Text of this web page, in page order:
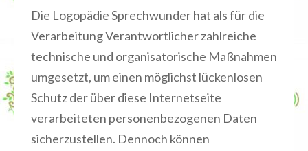
Die Logopädie Sprechwunder hat als für die
Verarbeitung Verantwortlicher zahlreiche
technische und organisatorische Maßnahmen
umgesetzt, um einen möglichst lückenlosen
Schutz der über diese Internetseite
verarbeiteten personenbezogenen Daten
sicherzustellen. Dennoch können